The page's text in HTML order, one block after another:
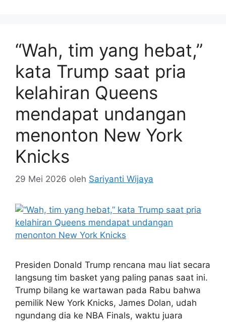
“Wah, tim yang hebat,”
kata Trump saat pria
kelahiran Queens
mendapat undangan
menonton New York
Knicks
29 Mei 2026 oleh Sariyanti Wijaya
Presiden Donald Trump rencana mau liat secara
langsung tim basket yang paling panas saat ini.
Trump bilang ke wartawan pada Rabu bahwa
pemilik New York Knicks, James Dolan, udah
ngundang dia ke NBA Finals, waktu juara